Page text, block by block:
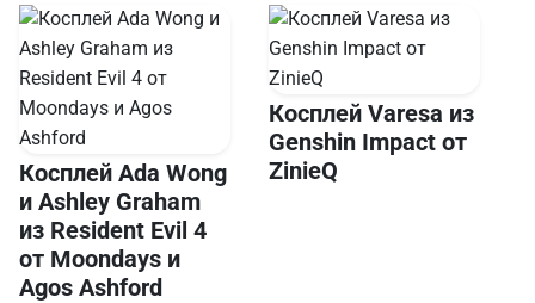
Косплей Ada Wong
и Ashley Graham
из Resident Evil 4
от Moondays и
Agos Ashford
Косплей Varesa из
Genshin Impact от
ZinieQ